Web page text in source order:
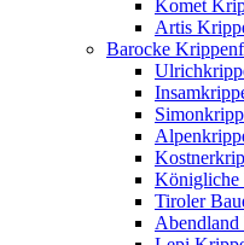
Komet
Artis
Barocke
Königliche
Tiroler